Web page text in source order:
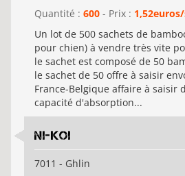
Quantité : 600 - Prix :
Un lot de 500 sachets de
pour chien) à vendre très vite
le sachet est composé de 50
le sachet de 50 offre à saisir
France-Belgique affaire à saisir
capacité d'absorption...
ni-koi
7011 - Ghlin